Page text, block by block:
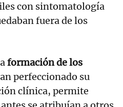
con sintomatología
fuera de los
formación de los
perfeccionado su
clínica, permite